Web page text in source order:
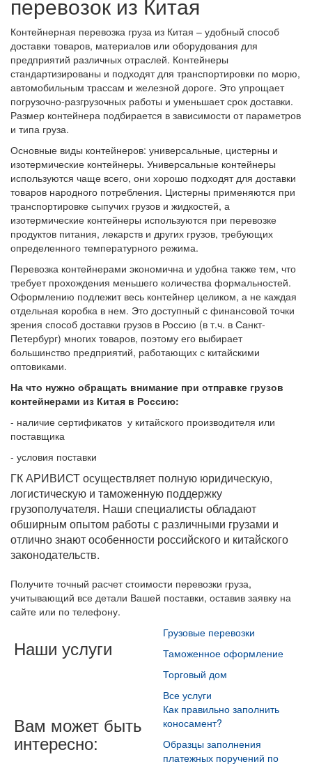
перевозок из Китая
Контейнерная перевозка груза из Китая – удобный способ
доставки товаров, материалов или оборудования для
предприятий различных отраслей. Контейнеры
стандартизированы и подходят для транспортировки по морю,
автомобильным трассам и железной дороге. Это упрощает
погрузочно-разгрузочных работы и уменьшает срок доставки.
Размер контейнера подбирается в зависимости от параметров
и типа груза.
Основные виды контейнеров: универсальные, цистерны и
изотермические контейнеры. Универсальные контейнеры
используются чаще всего, они хорошо подходят для доставки
товаров народного потребления. Цистерны применяются при
транспортировке сыпучих грузов и жидкостей, а
изотермические контейнеры используются при перевозке
продуктов питания, лекарств и других грузов, требующих
определенного температурного режима.
Перевозка контейнерами экономична и удобна также тем, что
требует прохождения меньшего количества формальностей.
Оформлению подлежит весь контейнер целиком, а не каждая
отдельная коробка в нем. Это доступный с финансовой точки
зрения способ доставки грузов в Россию (в т.ч. в Санкт-
Петербург) многих товаров, поэтому его выбирает
большинство предприятий, работающих с китайскими
оптовиками.
На что нужно обращать внимание при отправке грузов
контейнерами из Китая в Россию:
- наличие сертификатов у китайского производителя или
поставщика
- условия поставки
ГК АРИВИСТ осуществляет полную юридическую,
логистическую и таможенную поддержку
грузополучателя. Наши специалисты обладают
обширным опытом работы с различными грузами и
отлично знают особенности российского и китайского
законодательств.
Получите точный расчет стоимости перевозки груза,
учитывающий все детали Вашей поставки, оставив заявку на
сайте или по телефону.
Наши услуги
Грузовые перевозки
Таможенное оформление
Торговый дом
Все услуги
Вам может быть
интересно:
Как правильно заполнить
коносамент?
Образцы заполнения
платежных поручений по